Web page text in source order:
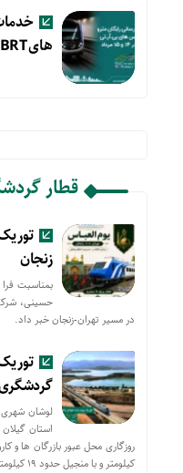
های BRT تبریز در ۱۴ و ۱۵ مرداد
قطار
تور
زنجان
بمناسبت
حسینی،
در مسیر تهران-زنجان خبر داد.
تور
لوشان شهری
استان
کیلومتر و با منجیل حدود ۱۹ کیلومتر فاصله دارد.